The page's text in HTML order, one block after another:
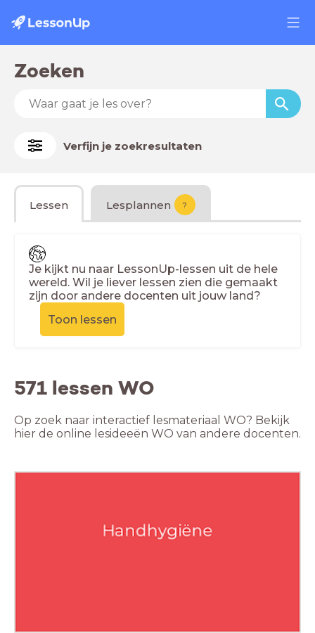
Zoeken
Verfijn je zoekresultaten
Lessen Lesplannen ?
Je kijkt nu naar LessonUp-lessen uit de hele
wereld. Wil je liever lessen zien die gemaakt
zijn door andere docenten uit jouw land?
Toon lessen
571 lessen WO
Op zoek naar interactief lesmateriaal WO? Bekijk
hier de online lesideeën WO van andere docenten.